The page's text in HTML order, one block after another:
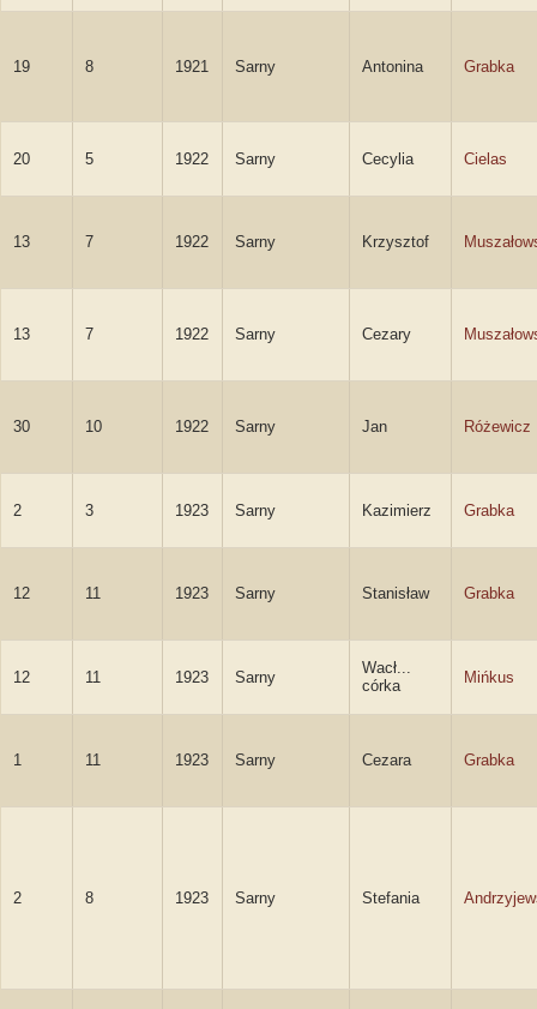
19 8 1921 Sarny Antonina Grabka
20 5 1922 Sarny Cecylia Cielas
13 7 1922 Sarny Krzysztof
13 7 1922 Sarny Cezary
30 10 1922 Sarny Jan Różewicz
2 3 1923 Sarny Kazimierz Grabka
12 11 1923 Sarny Stanisław Grabka
12 11 1923 Sarny
Wacł...
córka
Mińkus
1 11 1923 Sarny Cezara Grabka
2 8 1923 Sarny Stefania